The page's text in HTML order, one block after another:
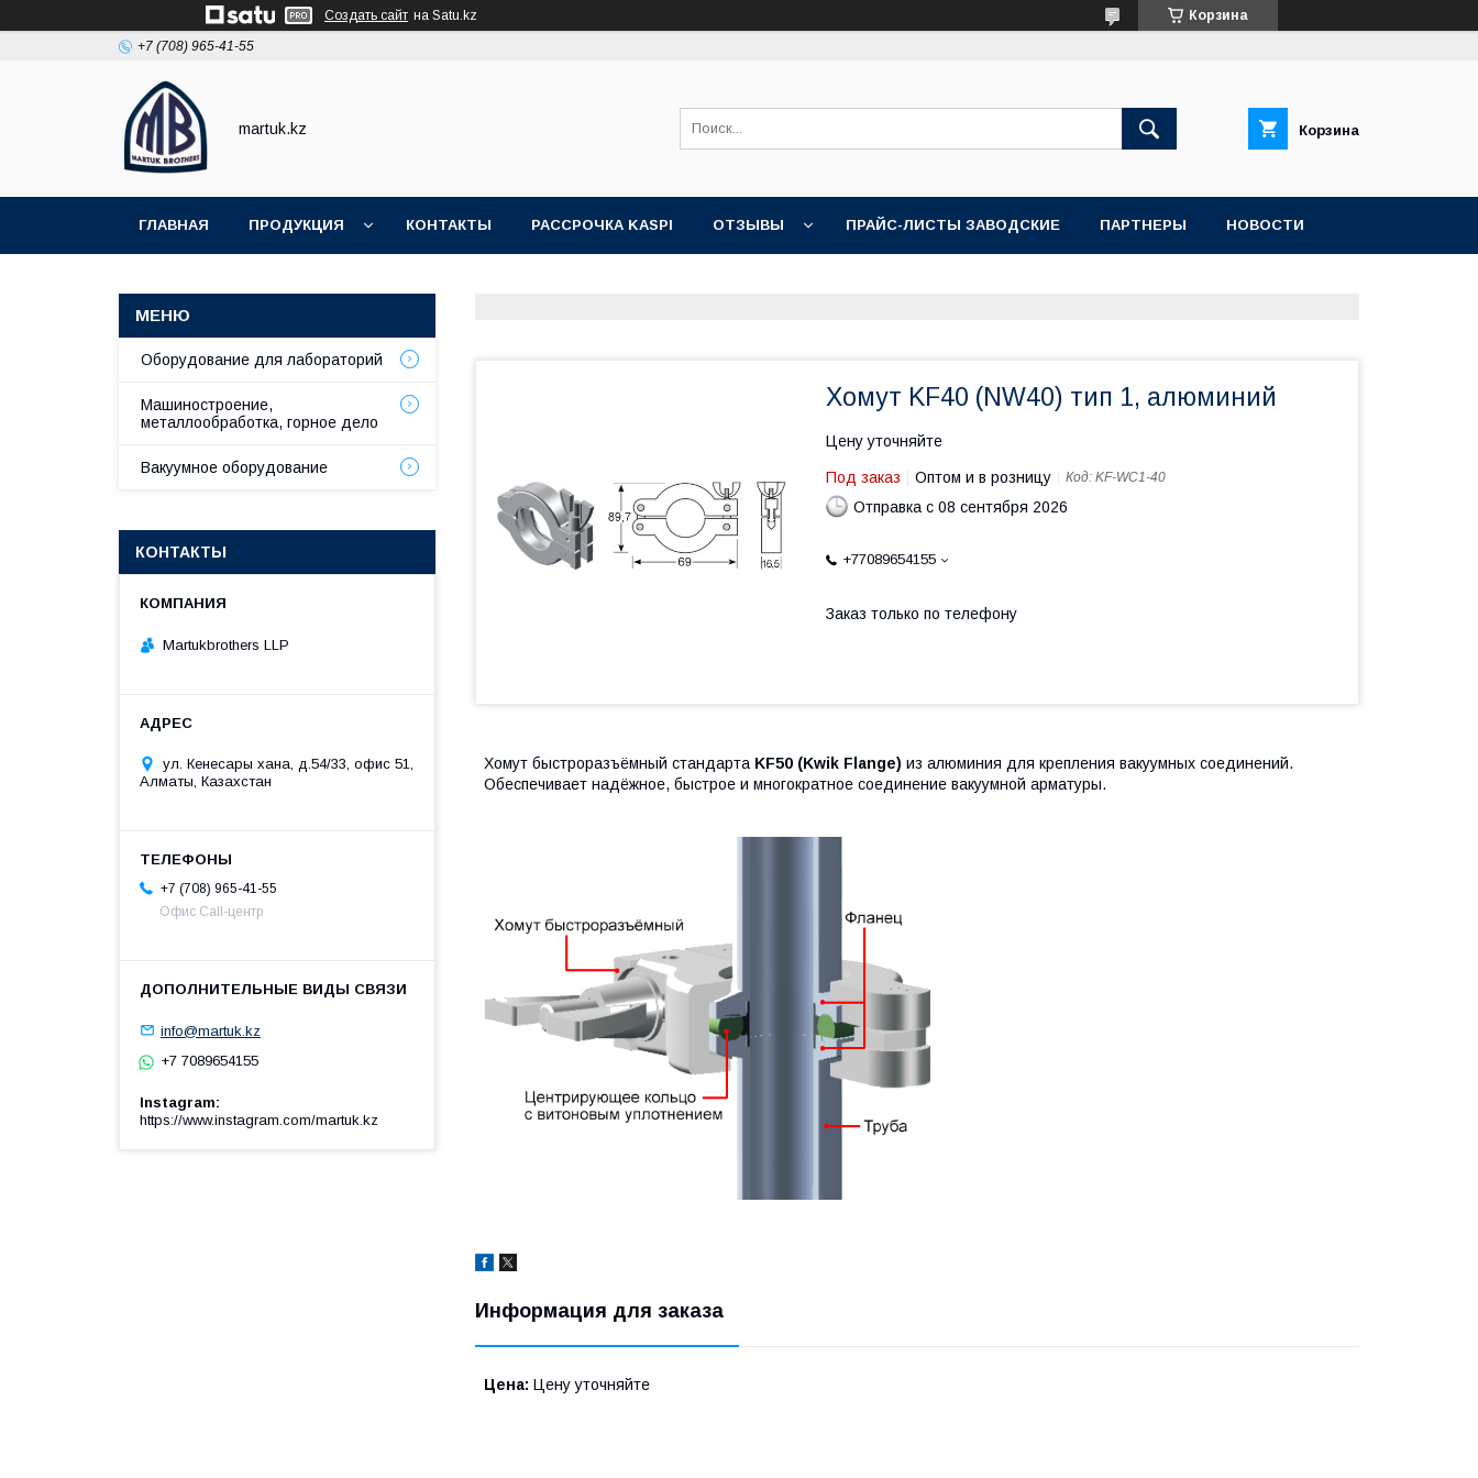
Создать сайт на Satu.kz Корзина
+7 (708) 965-41-55
martuk.kz Корзина
ГЛАВНАЯ ПРОДУКЦИЯ КОНТАКТЫ РАССРОЧКА KASPI ОТЗЫВЫ ПРАЙС-ЛИСТЫ ЗАВОДСКИЕ ПАРТНЕРЫ НОВОСТИ
Хомут KF40 (NW40) тип 1, алюминий
Цену уточняйте
Под заказ Оптом и в розницу Код: KF-WC1-40
Отправка с 08 сентября 2026
+77089654155
Заказ только по телефону
Хомут быстроразъёмный стандарта KF50 (Kwik Flange) из алюминия для крепления вакуумных соединений.
Обеспечивает надёжное, быстрое и многократное соединение вакуумной арматуры.
Информация для заказа
Цена: Цену уточняйте
Оборудование для лабораторий
Машиностроение,
металлообработка, горное дело
Вакуумное оборудование
КОНТАКТЫ
Martukbrothers LLP
ул. Кенесары хана, д.54/33, офис 51,
Алматы, Казахстан
+7 (708) 965-41-55
Офис Call-центр
info@martuk.kz
+7 7089654155
Instagram
https://www.instagram.com/martuk.kz